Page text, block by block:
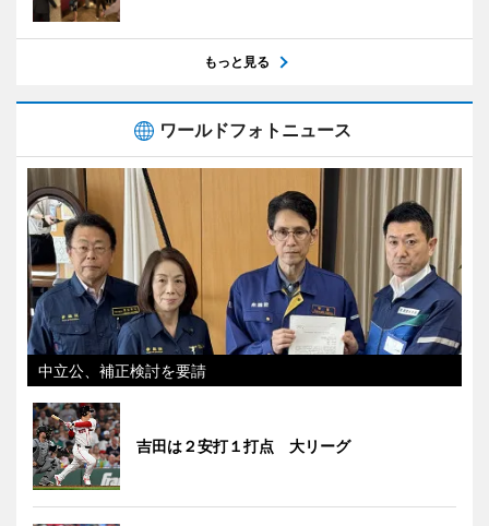
もっと見る
ワールドフォトニュース
中立公、補正検討を要請
吉田は２安打１打点 大リーグ